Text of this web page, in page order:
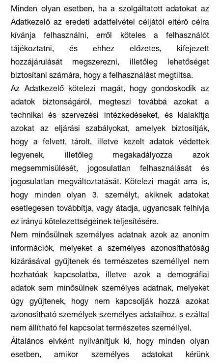
Minden olyan esetben, ha a szolgáltatott adatokat az
Adatkezelő az eredeti adatfelvétel céljától eltérő célra
kívánja felhasználni, erről köteles a felhasználót
tájékoztatni, és ehhez előzetes, kifejezett
hozzájárulását megszerezni, illetőleg lehetőséget
biztosítani számára, hogy a felhasználást megtiltsa.
Az Adatkezelő kötelezi magát, hogy gondoskodik az
adatok biztonságáról, megteszi továbbá azokat a
technikai és szervezési intézkedéseket, és kialakítja
azokat az eljárási szabályokat, amelyek biztosítják,
hogy a felvett, tárolt, illetve kezelt adatok védettek
legyenek, illetőleg megakadályozza azok
megsemmisülését, jogosulatlan felhasználását és
jogosulatlan megváltoztatását. Kötelezi magát arra is,
hogy minden olyan 3. személyt, akiknek adatokat
esetlegesen továbbítja, vagy átadja, ugyancsak felhívja
ez irányú kötelezettségeinek teljesítésére.
Nem minősülnek személyes adatnak azok az anonim
információk, melyeket a személyes azonosíthatóság
kizárásával gyűjtenek és természetes személlyel nem
hozhatóak kapcsolatba, illetve azok a demográfiai
adatok sem minősülnek személyes adatnak, melyeket
úgy gyűjtenek, hogy nem kapcsolják hozzá azokat
azonosítható személyek személyes adataihoz, s ezáltal
nem állítható fel kapcsolat természetes személlyel.
Általános elvként nyilvánítjuk ki, hogy minden olyan
esetben, amikor személyes adatokat kérünk